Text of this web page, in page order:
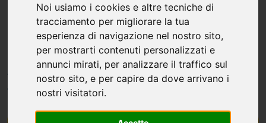
Noi usiamo i cookies e altre tecniche di
tracciamento per migliorare la tua
esperienza di navigazione nel nostro sito,
per mostrarti contenuti personalizzati e
annunci mirati, per analizzare il traffico sul
nostro sito, e per capire da dove arrivano i
nostri visitatori.
Richiedi gratuitamente
il tuo preventivo
Cessione del Quinto, Delega, Prestito
Personale, TFS e Mutuo. Verifica la
tua
fattibilità.